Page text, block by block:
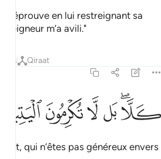
l’éprouve en lui restreignant sa
Seigneur m’a avili."
Qiraat
كلا بل لا تكرمون اليتيم ١٧
كَلَّا ۖ بَل لَّا تُكْرِمُونَ ٱلْيَتِيمَ ١٧
ﲭﲮﲯﲰﲱﲲ
qui n’êtes pas généreux envers